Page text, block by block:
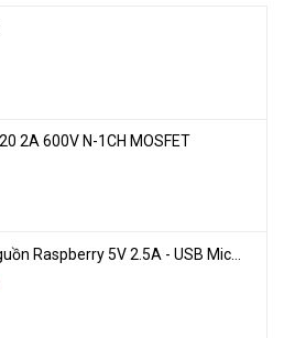
2A 600V N-1CH MOSFET